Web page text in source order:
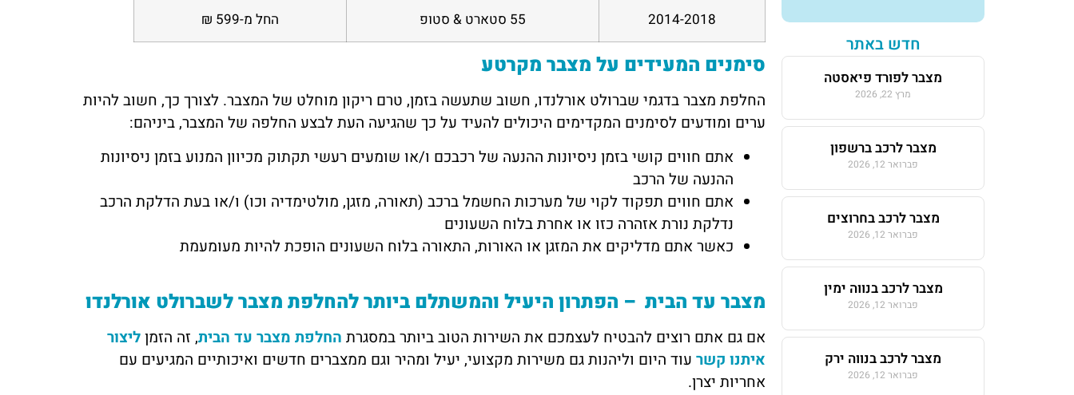
חדש באתר
מצבר לפורד פיאסטה
מרץ 22, 2026
מצבר לרכב ברשפון
פברואר 12, 2026
מצבר לרכב בחרוצים
פברואר 12, 2026
מצבר לרכב בנווה ימין
פברואר 12, 2026
מצבר לרכב בנווה ירק
פברואר 12, 2026
2014-2018 55 סטארט & סטופ החל מ-599 ₪
סימנים המעידים על מצבר מקרטע
החלפת מצבר בדגמי שברולט אורלנדו, חשוב שתעשה בזמן, טרם ריקון מוחלט של המצבר. לצורך כך, חשוב להיות
ערים ומודעים לסימנים המקדימים היכולים להעיד על כך שהגיעה העת לבצע החלפה של המצבר, ביניהם:
אתם חווים קושי בזמן ניסיונות ההנעה של רכבכם ו/או שומעים רעשי תקתוק מכיוון המנוע בזמן ניסיונות
ההנעה של הרכב
אתם חווים תפקוד לקוי של מערכות החשמל ברכב (תאורה, מזגן, מולטימדיה וכו) ו/או בעת הדלקת הרכב
נדלקת נורת אזהרה כזו או אחרת בלוח השעונים
כאשר אתם מדליקים את המזגן או האורות, התאורה בלוח השעונים הופכת להיות מעומעמת
מצבר עד הבית – הפתרון היעיל והמשתלם ביותר להחלפת מצבר לשברולט אורלנדו
אם גם אתם רוצים להבטיח לעצמכם את השירות הטוב ביותר במסגרת החלפת מצבר עד הבית, זה הזמןליצור
איתנו קשרעוד היום וליהנות גם משירות מקצועי, יעיל ומהיר וגם ממצברים חדשים ואיכותיים המגיעים עם
אחריות יצרן.